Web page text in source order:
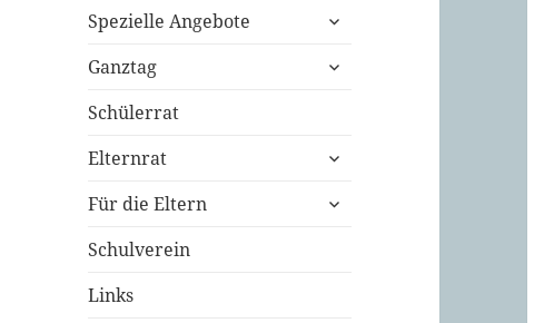
Spezielle Angebote
untermenü
Ganztag
untermenü
Schülerrat
Elternrat
untermenü
Für die Eltern
untermenü
Schulverein
Links